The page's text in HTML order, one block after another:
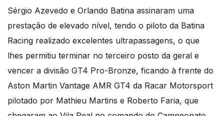
Sérgio Azevedo e Orlando Batina assinaram uma
prestação de elevado nível, tendo o piloto da Batina
Racing realizado excelentes ultrapassagens, o que
lhes permitiu terminar no terceiro posto da geral e
vencer a divisão GT4 Pro-Bronze, ficando à frente do
Aston Martin Vantage AMR GT4 da Racar Motorsport
pilotado por Mathieu Martins e Roberto Faria, que